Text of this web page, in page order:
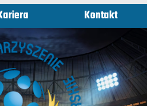
Kontakt